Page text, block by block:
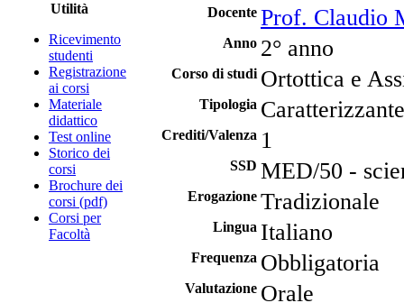
Utilità
Ricevimento
studenti
Registrazione
ai corsi
Materiale
didattico
Test online
Storico dei
corsi
Brochure dei
corsi (pdf)
Corsi per
Facoltà
Docente Prof. Claudio
Anno 2° anno
Corso di studi Ortottica e
Tipologia Caratterizzante
Crediti/Valenza 1
SSD MED/50 -
Erogazione Tradizionale
Lingua Italiano
Frequenza Obbligatoria
Valutazione Orale